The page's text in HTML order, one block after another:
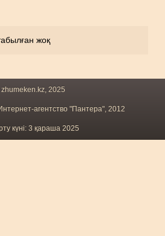
жоқ
2025
агентство "Пантера", 2012
күні: 3 қараша 2025